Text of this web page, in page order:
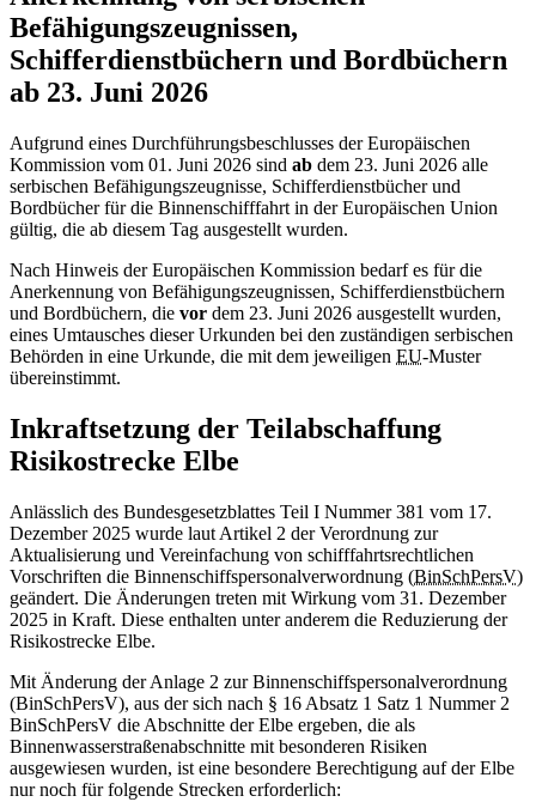
Befähigungszeugnissen,
Schifferdienstbüchern und Bordbüchern
ab 23. Juni 2026
Aufgrund eines Durchführungsbeschlusses der Europäischen
Kommission vom 01. Juni 2026 sind ab dem 23. Juni 2026 alle
serbischen Befähigungszeugnisse, Schifferdienstbücher und
Bordbücher für die Binnenschifffahrt in der Europäischen Union
gültig, die ab diesem Tag ausgestellt wurden.
Nach Hinweis der Europäischen Kommission bedarf es für die
Anerkennung von Befähigungszeugnissen, Schifferdienstbüchern
und Bordbüchern, die vor dem 23. Juni 2026 ausgestellt wurden,
eines Umtausches dieser Urkunden bei den zuständigen serbischen
Behörden in eine Urkunde, die mit dem jeweiligen EU-Muster
übereinstimmt.
Inkraftsetzung der Teilabschaffung
Risikostrecke Elbe
Anlässlich des Bundesgesetzblattes Teil I Nummer 381 vom 17.
Dezember 2025 wurde laut Artikel 2 der Verordnung zur
Aktualisierung und Vereinfachung von schifffahrtsrechtlichen
Vorschriften die Binnenschiffspersonalverwordnung (BinSchPersV)
geändert. Die Änderungen treten mit Wirkung vom 31. Dezember
2025 in Kraft. Diese enthalten unter anderem die Reduzierung der
Risikostrecke Elbe.
Mit Änderung der Anlage 2 zur Binnenschiffspersonalverordnung
(BinSchPersV), aus der sich nach § 16 Absatz 1 Satz 1 Nummer 2
BinSchPersV die Abschnitte der Elbe ergeben, die als
Binnenwasserstraßenabschnitte mit besonderen Risiken
ausgewiesen wurden, ist eine besondere Berechtigung auf der Elbe
nur noch für folgende Strecken erforderlich: